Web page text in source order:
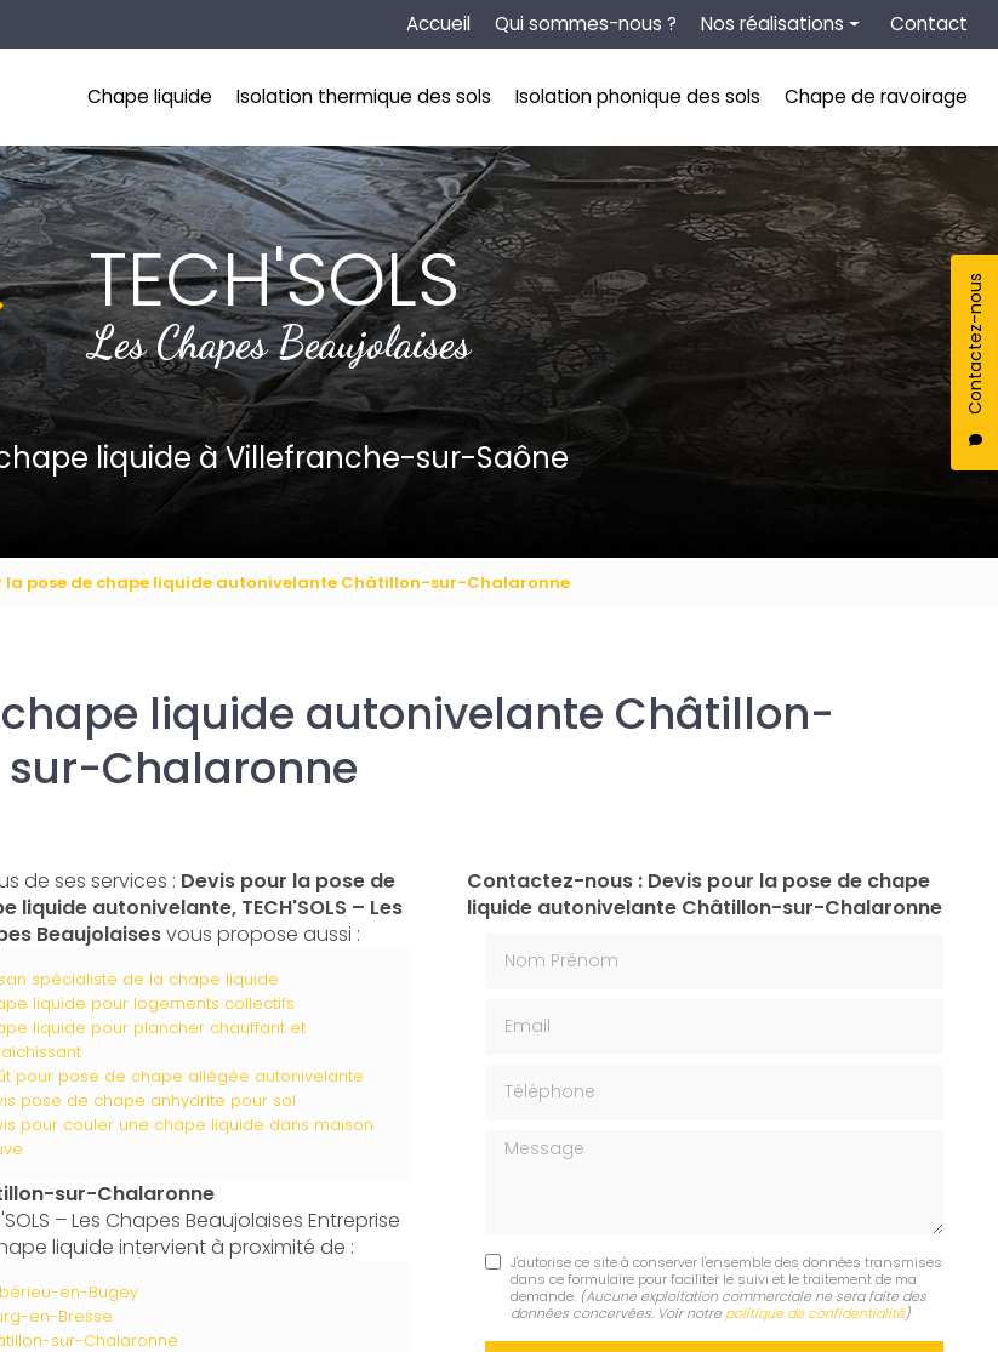
Navigation secondaire
Accueil Qui sommes-nous ?
Nos réalisations
Isolation thermique des sols
Isolation phonique des sols
Chape de ravoirage
Contact
Contactez-nous
Chape liquide Isolation thermique des sols Isolation phonique des sols Chape de ravoirage
TECH'SOLS
Les Chapes Beaujolaises
liquideà Villefranche-sur-Saône
la pose de chape liquide autonivelante Châtillon-sur-Chalaronne
liquide autonivelante Châtillon-
sur-Chalaronne
de ses services : Devis pour la pose de
liquide autonivelante, TECH'SOLS – Les
Beaujolaisesvous propose aussi :
spécialiste de la chape liquide
liquide pour logements collectifs
liquide pour plancher chauffant et
pour pose de chape allégée autonivelante
pose de chape anhydrite pour sol
pour couler une chape liquide dans maison
sur-Chalaronne
– Les Chapes Beaujolaises Entreprise
liquide intervient à proximité de :
en-Bugey
en-Bresse
sur-Chalaronne
Contactez-nous : Devis pour la pose de chape
liquide autonivelante Châtillon-sur-Chalaronne
Message
J'autorise ce site à conserver l'ensemble des données transmises
dans ce formulaire pour faciliter le suivi et le traitement de ma
demande. (Aucune exploitation commerciale ne sera faite des
données concervées. Voir notre politique de confidentialité)